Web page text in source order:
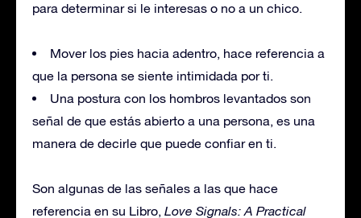
para determinar si le interesas o no a un chico.
Mover los pies hacia adentro, hace referencia a
que la persona se siente intimidada por ti.
Una postura con los hombros levantados son
señal de que estás abierto a una persona, es una
manera de decirle que puede confiar en ti.
Son algunas de las señales a las que hace
referencia en su Libro, Love Signals: A Practical